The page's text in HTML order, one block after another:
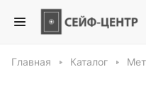
Главная Каталог